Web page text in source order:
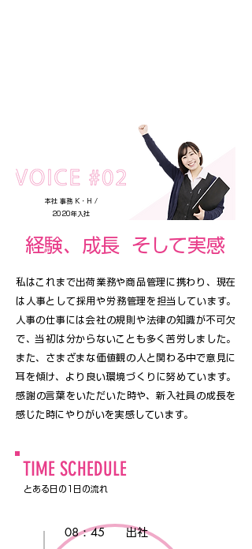
本社 事務 K・H /
2020年入社
​経験、成長 そして実感
私はこれまで出荷業務や商品管理に携わり、現在
は人事として採用や労務管理を担当しています。
人事の仕事には会社の規則や法律の知識が不可欠
で、当初は分からないことも多く苦労しました。
また、さまざまな価値観の人と関わる中で意見に
耳を傾け、より良い環境づくりに努めています。
感謝の言葉をいただいた時や、新入社員の成長を
感じた時にやりがいを実感しています。
​とある日の1日の流れ
TIME SCHEDULE
08：45 出社